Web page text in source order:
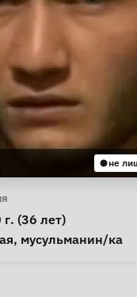
не
(36 лет)
, мусульманин/ка